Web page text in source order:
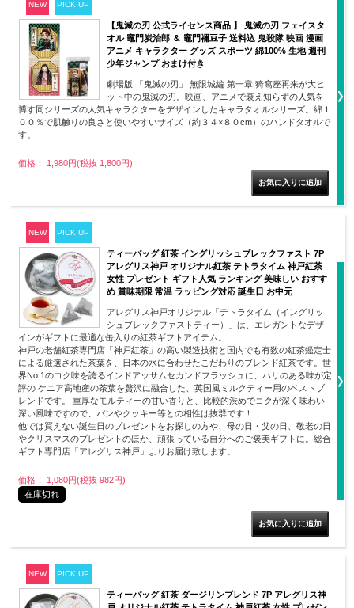
NEW PICK UP
【鬼滅の刃 公式ライセンス商品 】 鬼滅の刃 フェイスタ
オル 竈門炭治郎 ＆ 竈門禰豆子 送料込 鬼殺隊 映画 漫画
アニメ キャラクター グッズ スポーツ 綿100% 生地 週刊
少年ジャンプ おまけ付き
劇場版 「鬼滅の刃」 無限城編 第一章 猗窩座再来が大ヒ
ット中の鬼滅の刃。映画、アニメで衰え知らずの人気を
博す同シリーズの人気キャラクターをデザインしたキャラタオルシリーズ。綿１
００％で肌触りの良さと使いやすいサイズ（約３４×８０cm）のハンドタオルで
す。
価格： 1,980円(税抜 1,800円)
NEW PICK UP
ティーバッグ 紅茶 イングリッシュブレックファスト 7P
アレグリス神戸 オリジナル紅茶 テトラタイム 神戸紅茶
女性 プレゼント ギフト人気 ランキング 美味しい おすす
め 賞味期限 常温 ラッピング対応 誕生日 お中元
アレグリス神戸オリジナル「テトラタイム（イングリッ
シュブレックファストティー）」は、エレガントなデザ
インがギフトに最適な缶入りの紅茶ギフトアイテム。
神戸の老舗紅茶専門店「神戸紅茶」の高い製造技術と国内でも有数の紅茶鑑定士
による厳選された茶葉を、日本の水に合わせたこだわりのブレンド紅茶です。世
界No.1のコク味を誇るインドアッサムセカンドフラッシュに、ハリのある味が定
評の ケニア高地産の茶葉を贅沢に融合した、英国風ミルクティー用のベストブ
レンドです。 重厚なモルティーの甘い香りと、比較的渋めでコクが深く味わい
深い風味ですので、パンやクッキー等との相性は抜群です！
他では買えない誕生日のプレゼントをお探しの方や、母の日・父の日、敬老の日
やクリスマスのプレゼントのほか、頑張っている自分へのご褒美ギフトに。総合
ギフト専門店「アレグリス神戸」よりお届け致します。
価格： 1,080円(税抜 982円)
在庫切れ
NEW PICK UP
ティーバッグ 紅茶 ダージリンブレンド 7P アレグリス神